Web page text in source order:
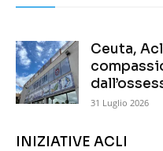
Ceuta,
31 Luglio 2026
INIZIATIVE ACLI